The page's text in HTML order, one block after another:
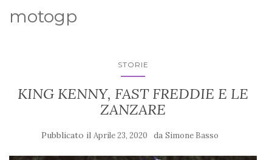
motogp
STORIE
KING KENNY, FAST FREDDIE E LE
ZANZARE
Pubblicato il Aprile 23, 2020 da Simone Basso